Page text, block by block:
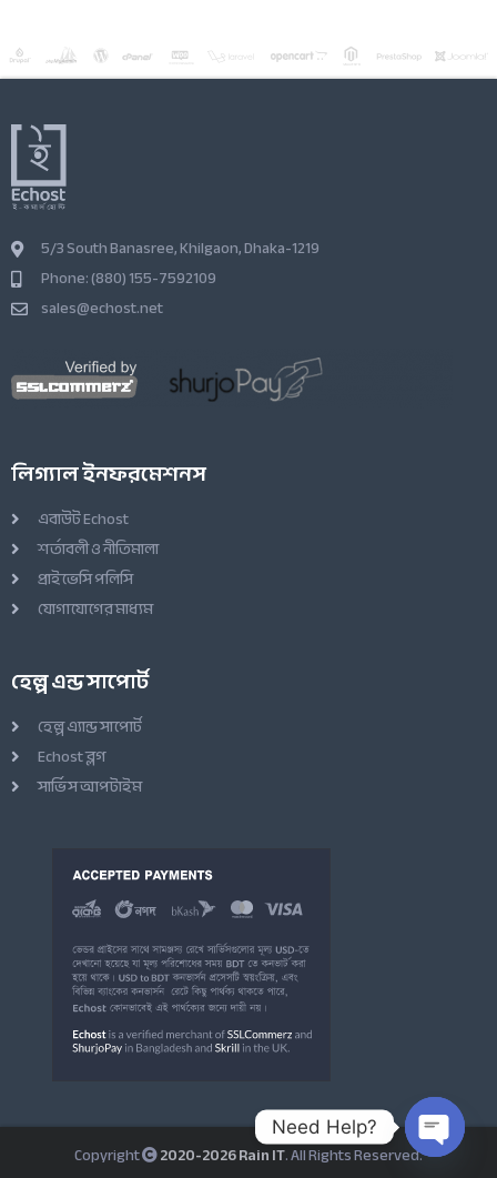
5/3 South Banasree, Khilgaon, Dhaka-1219
Phone: (880) 155-7592109
sales@echost.net
লিগ্যাল ইনফরমেশনস
এবাউট Echost
শর্তাবলী ও নীতিমালা
প্রাইভেসি পলিসি
যোগাযোগের মাধ্যম
হেল্প এন্ড সাপোর্ট
হেল্প এ্যান্ড সাপোর্ট
Echost ব্লগ
সার্ভিস আপটাইম
Copyright 2020-2026 Rain IT. All Rights Reserved.
Need Help?